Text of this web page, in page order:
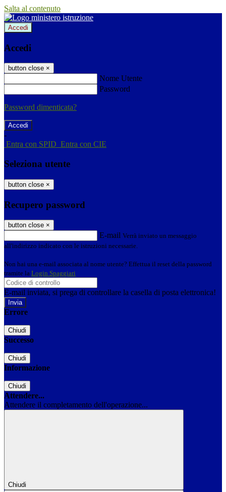
Salta al contenuto
Accedi
Accedi
button close ×
Nome Utente
Password
Password dimenticata?
-
Entra con SPID Entra con CIE
Seleziona utente
button close ×
Recupero password
button close ×
E-mail Verrà inviato un messaggio
all'indirizzo indicato con le istruzioni necessarie.
Non hai una e-mail associata al nome utente? Effettua il reset della password
tramite la Login Spaggiari
E-mail inviata, si prega di controllare la casella di posta elettronica!
Errore
Chiudi
Successo
Chiudi
Informazione
Chiudi
Attendere...
Attendere il completamento dell'operazione...
Chiudi